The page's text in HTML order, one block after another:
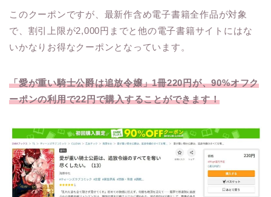
このクーポンですが、最新作含め電子書籍全作品が対象
で、割引上限が2,000円までと他の電子書籍サイトにはな
いかなりお得なクーポンとなっています。
「愛が重い騎士公爵は追放令嬢」1冊220円が、90%オフク
ーポンの利用で22円で購入することができます！